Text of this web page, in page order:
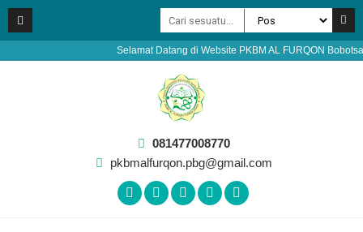
Selamat Datang di Website PKBM AL FURQON
081477008770
pkbmalfurqon.pbg@gmail.com